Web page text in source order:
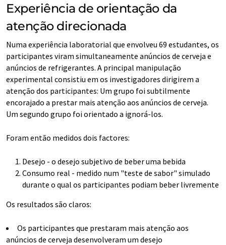
Experiência de orientação da
atenção direcionada
Numa experiência laboratorial que envolveu 69 estudantes, os
participantes viram simultaneamente anúncios de cerveja e
anúncios de refrigerantes. A principal manipulação
experimental consistiu em os investigadores dirigirem a
atenção dos participantes: Um grupo foi subtilmente
encorajado a prestar mais atenção aos anúncios de cerveja.
Um segundo grupo foi orientado a ignorá-los.
Foram então medidos dois factores:
Desejo - o desejo subjetivo de beber uma bebida
Consumo real - medido num "teste de sabor" simulado
durante o qual os participantes podiam beber livremente
Os resultados são claros:
Os participantes que prestaram mais atenção aos
anúncios de cerveja desenvolveram um desejo